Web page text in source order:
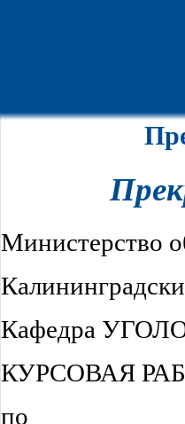
Министерство
Кафедра
КУРСОВАЯ
по